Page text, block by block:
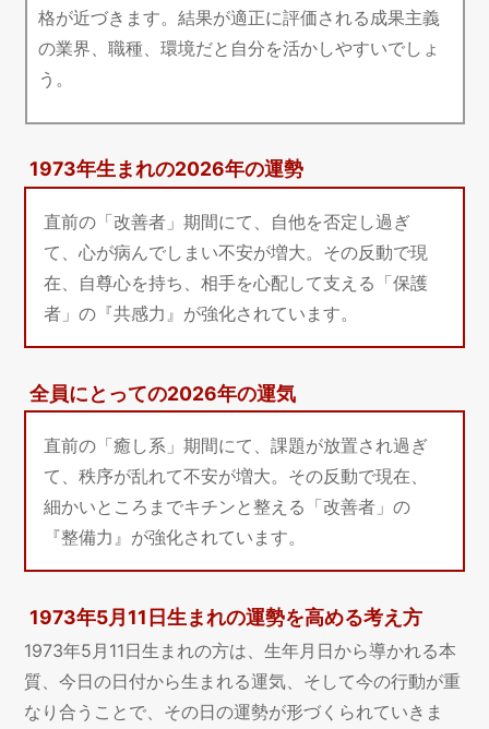
格が近づきます。結果が適正に評価される成果主義
の業界、職種、環境だと自分を活かしやすいでしょ
う。
1973年生まれの2026年の運勢
直前の「改善者」期間にて、自他を否定し過ぎ
て、心が病んでしまい不安が増大。その反動で現
在、自尊心を持ち、相手を心配して支える「保護
者」の『共感力』が強化されています。
全員にとっての2026年の運気
直前の「癒し系」期間にて、課題が放置され過ぎ
て、秩序が乱れて不安が増大。その反動で現在、
細かいところまでキチンと整える「改善者」の
『整備力』が強化されています。
1973年5月11日生まれの運勢を高める考え方
1973年5月11日生まれの方は、生年月日から導かれる本
質、今日の日付から生まれる運気、そして今の行動が重
なり合うことで、その日の運勢が形づくられていきま